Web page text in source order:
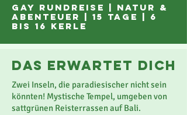
gay rundreise | NaTUR &
ABENTEUER | 15 tage | 6
bis 16 Kerle
das erwartet dich
Zwei Inseln, die paradiesischer nicht sein
könnten! Mystische Tempel, umgeben von
sattgrünen Reisterrassen auf Bali.